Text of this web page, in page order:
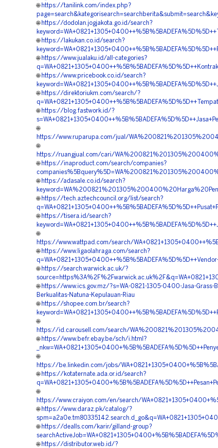
🌐 https://tanilink.com/index.php?
🌐 https://dodolan.jogjakota.go.id/search?
🌐 https://lakukan.co.id/search?
🌐 https://www.jualaku.id/all-categories?
🌐 https://www.pricebook.co.id/search?
🌐 https://direktoriukm.com/search/?
🌐 https://blog.fastwork.id/?
🌐
https://www.ruparupa.com/jual/
🌐
https://ruangjual.com/cari/
🌐 https://inaproduct.com/search/companies?
🌐 https://adasale.co.id/search?
🌐 https://tech.aztechcouncil.org/list/search?
🌐 https://tisera.id/search?
🌐
https://www.wattpad.com/search/
🌐 https://www.ligaolahraga.com/search?
🌐 https://search.warwick.ac.uk/?
🌐 https://www.ics.gov.mz/?s=WA-0821-1305-0400-Jasa-Grass-
Berkualitas-Natuna-Kepulauan-Riau
🌐 https://shopee.com.br/search?
🌐
https://id.carousell.com/search/
🌐 https://www.befr.ebay.be/sch/i.html?
🌐
https://be.linkedin.com/jobs/
🌐 https://kotaternate.ada.or.id/search?
🌐
https://www.craiyon.com/en/search/
🌐 https://www.daraz.pk/catalog/?
🌐 https://dealls.com/karir/gilland-group?
🌐 https://distributor.web.id/?